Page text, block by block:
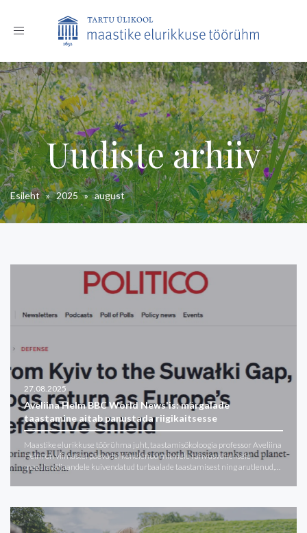
Toggle
Uudiste arhiiv
Esileht»2025»august
27.08.2025
Aveliina Helm BBC World News'is: märgalade
taastamine aitab panustada riigikaitsesse
Maastike elurikkuse töörühma juht, taastamisökoloogia professor Aveliina
Helm on viimastel päevadel kõnelenud mitmele rahvusvahelisele
meediaväljaandele kuivendatud turbaalade taastamisest ning arutlenud,…